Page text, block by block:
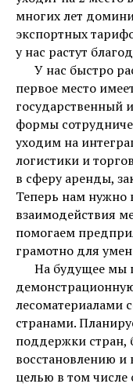
многих лет
экспортных
у нас растут
У нас быстро
первое место
государственный
формы
уходим на
логистики и
в сферу аренды,
Теперь нам нужно
взаимодействия
помогаем
грамотно для
На будущее мы
лесоматериалами
странами.
поддержки стран,
восстановлению и
целью в том числе